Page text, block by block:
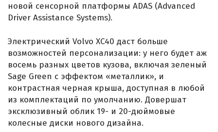
новой сенсорной платформы ADAS (Advanced
Driver Assistance Systems).
Электрический Volvo XC40 даст больше
возможностей персонализации: у него будет аж
восемь разных цветов кузова, включая зеленый
Sage Green с эффектом «металлик», и
контрастная черная крыша, доступная в любой
из комплектаций по умолчанию. Довершат
эксклюзивный облик 19- и 20-дюймовые
колесные диски нового дизайна.